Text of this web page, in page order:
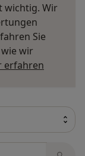
wichtig. Wir
Sie
wir
erfahren